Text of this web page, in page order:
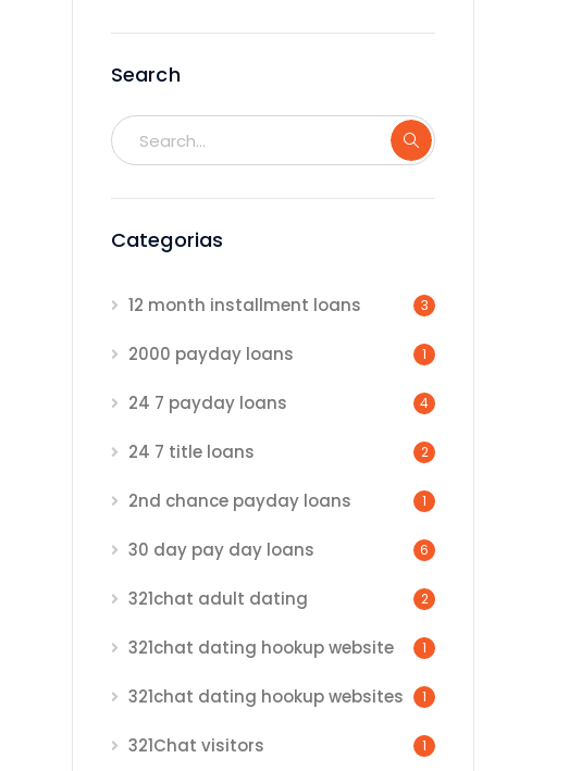
Search
Categorias
12 month installment loans 3
2000 payday loans 1
24 7 payday loans 4
24 7 title loans 2
2nd chance payday loans 1
30 day pay day loans 6
321chat adult dating 2
321chat dating hookup website 1
321chat dating hookup websites 1
321Chat visitors 1